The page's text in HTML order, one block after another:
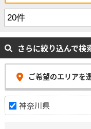
さらに絞り込んで検
ご希望のエリアを
神奈川県